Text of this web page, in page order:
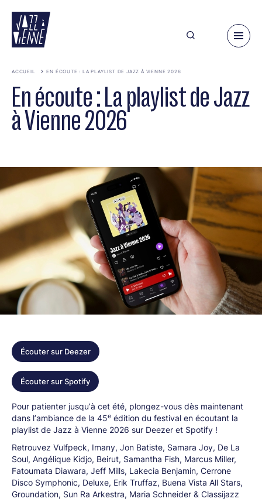
contenu
principal
ACCUEIL EN ÉCOUTE : LA PLAYLIST DE JAZZ À VIENNE 2026
En écoute : La playlist de Jazz
à Vienne 2026
Écouter sur Deezer
Écouter sur Spotify
Pour patienter jusqu’à cet été, plongez-vous dès maintenant
dans l’ambiance de la 45e édition du festival en écoutant la
playlist de Jazz à Vienne 2026 sur Deezer et Spotify !
Retrouvez Vulfpeck, Imany, Jon Batiste, Samara Joy, De La
Soul, Angélique Kidjo, Beirut, Samantha Fish, Marcus Miller,
Fatoumata Diawara, Jeff Mills, Lakecia Benjamin, Cerrone
Disco Symphonic, Deluxe, Erik Truffaz, Buena Vista All Stars,
Groundation, Sun Ra Arkestra, Maria Schneider & Classijazz